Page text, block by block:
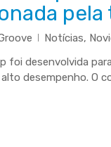
ESC para sair
Notícias,
foi desenvolvida
desempenho. O